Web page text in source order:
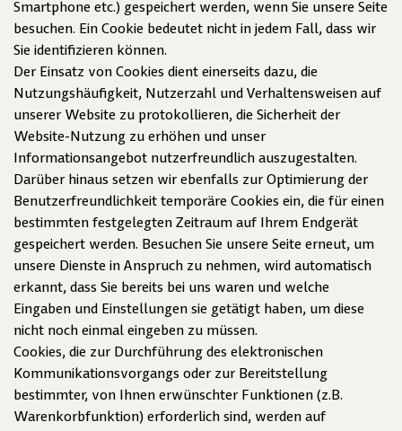
Smartphone etc.) gespeichert werden, wenn Sie unsere Seite
besuchen. Ein Cookie bedeutet nicht in jedem Fall, dass wir
Sie identifizieren können.
Der Einsatz von Cookies dient einerseits dazu, die
Nutzungshäufigkeit, Nutzerzahl und Verhaltensweisen auf
unserer Website zu protokollieren, die Sicherheit der
Website-Nutzung zu erhöhen und unser
Informationsangebot nutzerfreundlich auszugestalten.
Darüber hinaus setzen wir ebenfalls zur Optimierung der
Benutzerfreundlichkeit temporäre Cookies ein, die für einen
bestimmten festgelegten Zeitraum auf Ihrem Endgerät
gespeichert werden. Besuchen Sie unsere Seite erneut, um
unsere Dienste in Anspruch zu nehmen, wird automatisch
erkannt, dass Sie bereits bei uns waren und welche
Eingaben und Einstellungen sie getätigt haben, um diese
nicht noch einmal eingeben zu müssen.
Cookies, die zur Durchführung des elektronischen
Kommunikationsvorgangs oder zur Bereitstellung
bestimmter, von Ihnen erwünschter Funktionen (z.B.
Warenkorbfunktion) erforderlich sind, werden auf